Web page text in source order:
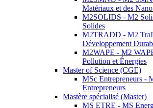
Matériaux et des
M2SOLIDS - M2
Solides
M2TRADD - M2
Développement
M2WAPE - M2
Pollution et Énergies
Master of Science (CGE)
MSc Entrepreneurs -
Entrepreneurs
Mastère spécialisé (Master)
MS ETRE - MS